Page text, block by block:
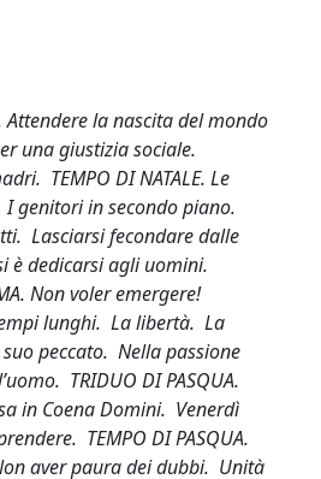
Attendere la nascita del mondo
una giustizia sociale.
TEMPO DI NATALE. Le
genitori in secondo piano.
Lasciarsi fecondare dalle
è dedicarsi agli uomini.
Non voler emergere!
lunghi. La libertà. La
peccato. Nella passione
TRIDUO DI PASQUA.
in Coena Domini. Venerdì
TEMPO DI PASQUA.
aver paura dei dubbi. Unità